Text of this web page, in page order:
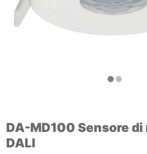
DA-MD100 Sensore
DALI